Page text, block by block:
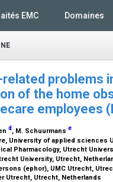
EMC Domaines
problems
of the home
employees
d , M. Schuurmans e
University of applied
Pharmacology, Utrecht
University, Utrecht,
(ephor), UMC Utrecht,
Utrecht, Utrecht, Netherlands